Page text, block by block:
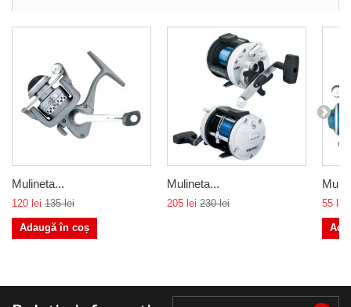
Mulineta...
120 lei 135 lei
Adaugă în coș
Mulineta...
205 lei 230 lei 55 lei